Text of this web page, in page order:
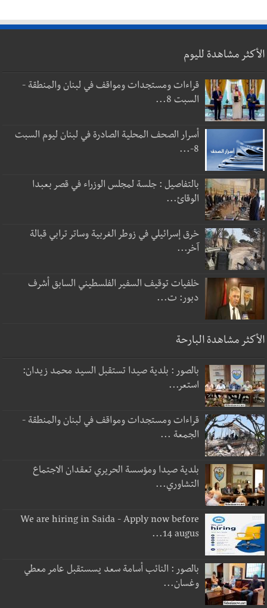
الأكثر مشاهدة لليوم
قراءات ومستجدات ومواقف في لبنان والمنطقة -
السبت 8...
أسرار الصحف المحلية الصادرة في لبنان ليوم السبت
8-...
بالتفاصيل : جلسة لمجلس الوزراء في قصر بعبدا
الوقائ...
خرق إسرائيلي في زوطر الغربية وساتر ترابي قبالة
آخر...
خلفيات توقيف السفير الفلسطيني السابق أشرف
دبور: ت...
الأكثر مشاهدة البارحة
بالصور : بلدية صيدا تستقبل السيد محمد زيدان:
استعر...
قراءات ومستجدات ومواقف في لبنان والمنطقة -
الجمعة ...
بلدية صيدا ومؤسسة الحريري تعقدان الاجتماع
التشاوري...
We are hiring in Saida - Apply now before
14 augus...
بالصور : النائب أسامة سعد يسستقبل عامر معطي
وغسان...